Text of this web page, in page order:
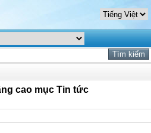
cao mục Tin tức